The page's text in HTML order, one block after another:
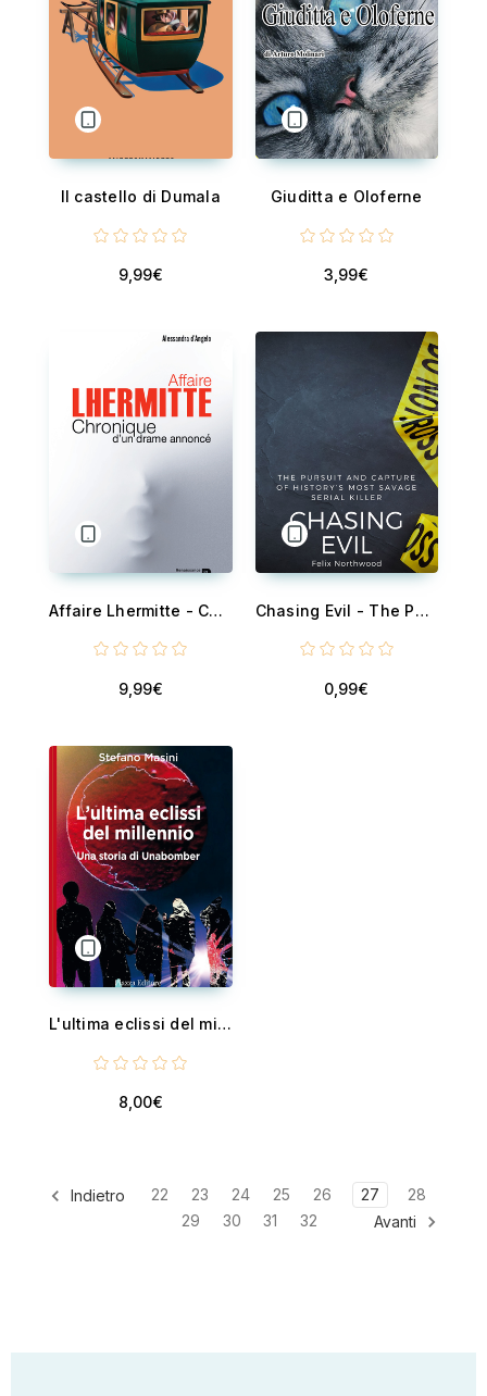
Il castello di Dumala
9,99€
Giuditta e Oloferne
3,99€
Affaire Lhermitte - Chronique d’un drame annoncé
9,99€
Chasing Evil - The Pursuit and Capture of History's Most Savage Serial Killer
0,99€
L'ultima eclissi del millennio - Una storia di Unabomber
8,00€
Indietro 22 23 24 25 26 27
28
29
30 31 32 Avanti